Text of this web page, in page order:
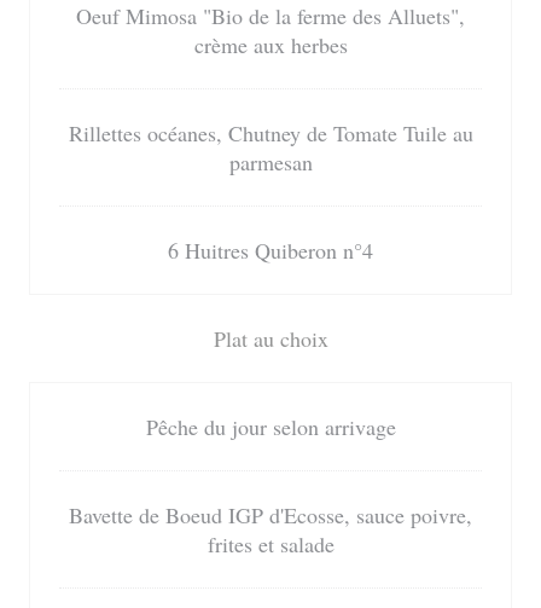
Oeuf Mimosa "Bio de la ferme des Alluets",
crème aux herbes
Rillettes océanes, Chutney de Tomate Tuile au
parmesan
6 Huitres Quiberon n°4
Plat au choix
Pêche du jour selon arrivage
Bavette de Boeud IGP d'Ecosse, sauce poivre,
frites et salade